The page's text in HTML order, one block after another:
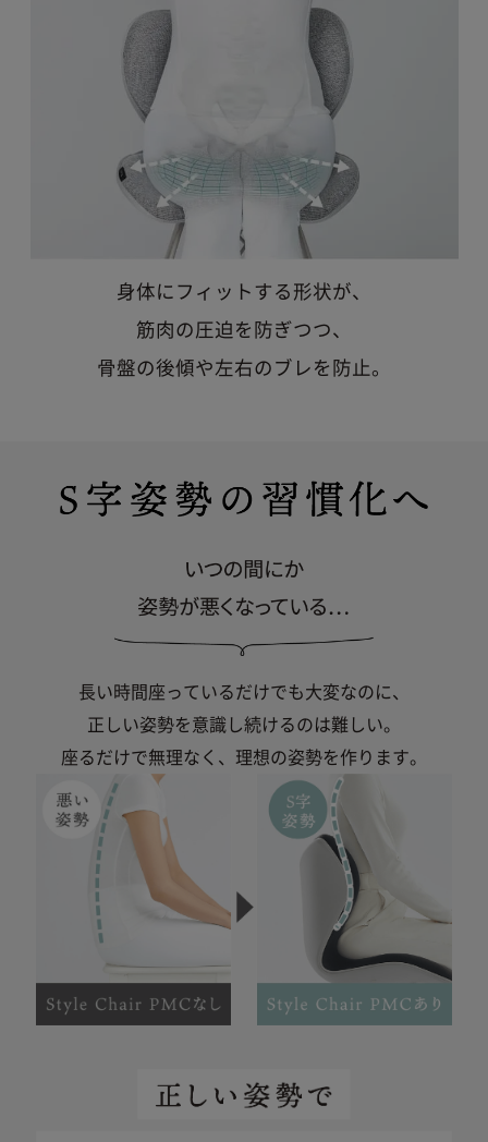
身体にフィットする形状が、
筋肉の圧迫を防ぎつつ、
骨盤の後傾や左右のブレを防止。
長い時間座っているだけでも大変なのに、
正しい姿勢を意識し続けるのは難しい。
座るだけで無理なく、理想の姿勢を作ります。